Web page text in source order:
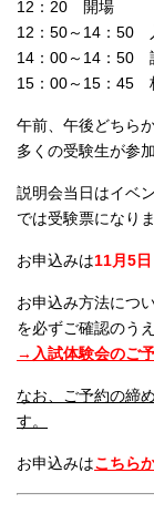
12：20 開場
12：50～14：50
14：00～14：50
15：00～15：45
午前、午後どちら
多くの受験生が参
説明会当日はイベ
では受験票になりま
お申込みは11月5
お申込み方法につ
を必ずご確認のう
→入試体験会のご
なお、ご予約の締
す。
お申込みはこちら